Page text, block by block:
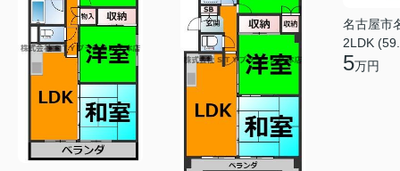
名古屋市
2LDK
5万円